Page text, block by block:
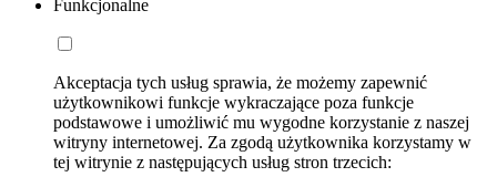
Funkcjonalne
Akceptacja tych usług sprawia, że możemy zapewnić
użytkownikowi funkcje wykraczające poza funkcje
podstawowe i umożliwić mu wygodne korzystanie z naszej
witryny internetowej. Za zgodą użytkownika korzystamy w
tej witrynie z następujących usług stron trzecich: